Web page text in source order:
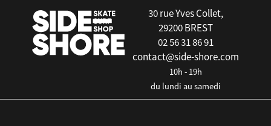
30 rue Yves Collet,
29200 BREST
02 56 31 86 91
contact@side-shore.com
10h - 19h
du lundi au samedi